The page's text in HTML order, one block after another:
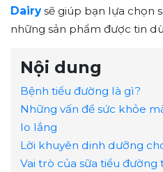
Dairysẽ giúp bạn lựa chọn
những sản phẩm được tin
Nội dung
Bệnh tiểu đường là gì?
Những vấn đề sức khỏe
lo lắng
Lời khuyên dinh dưỡng
Vai trò của sữa tiểu